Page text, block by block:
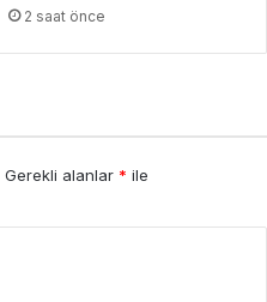
2 saat önce
Gerekli alanlar * ile